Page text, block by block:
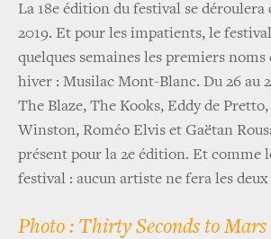
La 18e édition du festival se déroulera
2019. Et pour les impatients, le
quelques semaines les premiers
hiver : Musilac Mont-Blanc. Du 26 au
The Blaze, The Kooks, Eddy de
Winston, Roméo Elvis et Gaëtan
présent pour la 2e édition. Et comme
festival : aucun artiste ne fera les deux
Photo : Thirty Seconds to Mars